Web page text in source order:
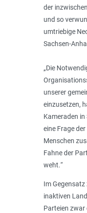
der
und so
umtriebige
Sachsen-
„Die
unserer
einzusetzen,
Kameraden
eine Frage
Menschen
Fahne der
weht.“
Im
inaktiven
Parteien